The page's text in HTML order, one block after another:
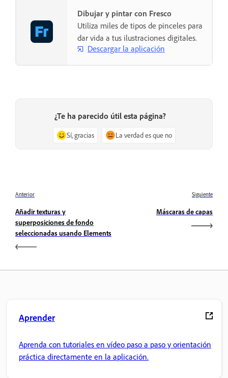
Dibujar y pintar con Fresco
Utiliza miles de tipos de pinceles para
dar vida a tus ilustraciones digitales.
Descargar la aplicación
¿Te ha parecido útil esta página?
Sí, gracias La verdad es que no
Anterior
Añadir texturas y
superposiciones de fondo
seleccionadas usando Elements
Siguiente
Máscaras de capas
Aprender
Aprenda con tutoriales en vídeo paso a paso y orientación
práctica directamente en la aplicación.